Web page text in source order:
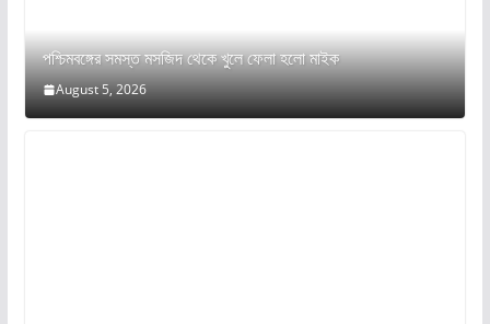
পশ্চিমবঙ্গের সমস্ত মসজিদ থেকে খুলে ফেলা হলো মাইক
August 5, 2026